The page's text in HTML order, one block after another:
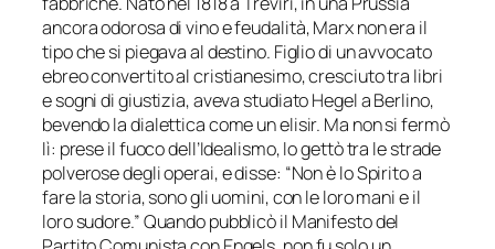
ancora odorosa di vino e feudalità, Marx non era il
tipo che si piegava al destino. Figlio di un avvocato
ebreo convertito al cristianesimo, cresciuto tra libri
e sogni di giustizia, aveva studiato Hegel a Berlino,
bevendo la dialettica come un elisir. Ma non si fermò
lì: prese il fuoco dell’Idealismo, lo gettò tra le strade
polverose degli operai, e disse: “Non è lo Spirito a
fare la storia, sono gli uomini, con le loro mani e il
loro sudore.” Quando pubblicò il Manifesto del